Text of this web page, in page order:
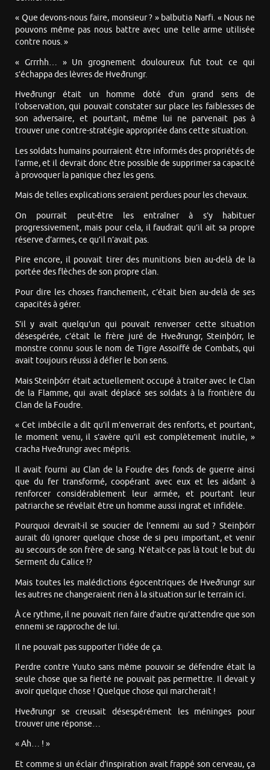
« Que devons-nous faire, monsieur ? » balbutia Narfi. « Nous ne
pouvons même pas nous battre avec une telle arme utilisée
contre nous. »
« Grrrhh… » Un grognement douloureux fut tout ce qui
s’échappa des lèvres de Hveðrungr.
Hveðrungr était un homme doté d’un grand sens de
l’observation, qui pouvait constater sur place les faiblesses de
son adversaire, et pourtant, même lui ne parvenait pas à
trouver une contre-stratégie appropriée dans cette situation.
Les soldats humains pourraient être informés des propriétés de
l’arme, et il devrait donc être possible de supprimer sa capacité
à provoquer la panique chez les gens.
Mais de telles explications seraient perdues pour les chevaux.
On pourrait peut-être les entraîner à s’y habituer
progressivement, mais pour cela, il faudrait qu’il ait sa propre
réserve d’armes, ce qu’il n’avait pas.
Pire encore, il pouvait tirer des munitions bien au-delà de la
portée des flèches de son propre clan.
Pour dire les choses franchement, c’était bien au-delà de ses
capacités à gérer.
S’il y avait quelqu’un qui pouvait renverser cette situation
désespérée, c’était le frère juré de Hveðrungr, Steinþórr, le
monstre connu sous le nom de Tigre Assoiffé de Combats, qui
avait toujours réussi à défier le bon sens.
Mais Steinþórr était actuellement occupé à traiter avec le Clan
de la Flamme, qui avait déplacé ses soldats à la frontière du
Clan de la Foudre.
« Cet imbécile a dit qu’il m’enverrait des renforts, et pourtant,
le moment venu, il s’avère qu’il est complètement inutile, »
cracha Hveðrungr avec mépris.
Il avait fourni au Clan de la Foudre des fonds de guerre ainsi
que du fer transformé, coopérant avec eux et les aidant à
renforcer considérablement leur armée, et pourtant leur
patriarche se révélait être un homme aussi ingrat et infidèle.
Pourquoi devrait-il se soucier de l’ennemi au sud ? Steinþórr
aurait dû ignorer quelque chose de si peu important, et venir
au secours de son frère de sang. N’était-ce pas là tout le but du
Serment du Calice !?
Mais toutes les malédictions égocentriques de Hveðrungr sur
les autres ne changeraient rien à la situation sur le terrain ici.
À ce rythme, il ne pouvait rien faire d’autre qu’attendre que son
ennemi se rapproche de lui.
Il ne pouvait pas supporter l’idée de ça.
Perdre contre Yuuto sans même pouvoir se défendre était la
seule chose que sa fierté ne pouvait pas permettre. Il devait y
avoir quelque chose ! Quelque chose qui marcherait !
Hveðrungr se creusait désespérément les méninges pour
trouver une réponse…
« Ah… ! »
Et comme si un éclair d’inspiration avait frappé son cerveau, ça